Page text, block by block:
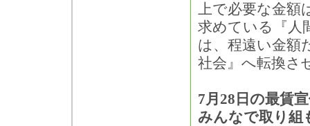
上で必要な金額
求めている『人
は、程遠い金額
社会』へ転換さ
7月28日の最賃
みんなで取り組